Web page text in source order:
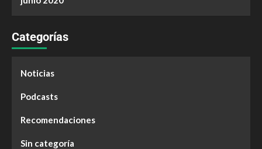
Categorías
Noticias
Podcasts
Recomendaciones
Sin categoría